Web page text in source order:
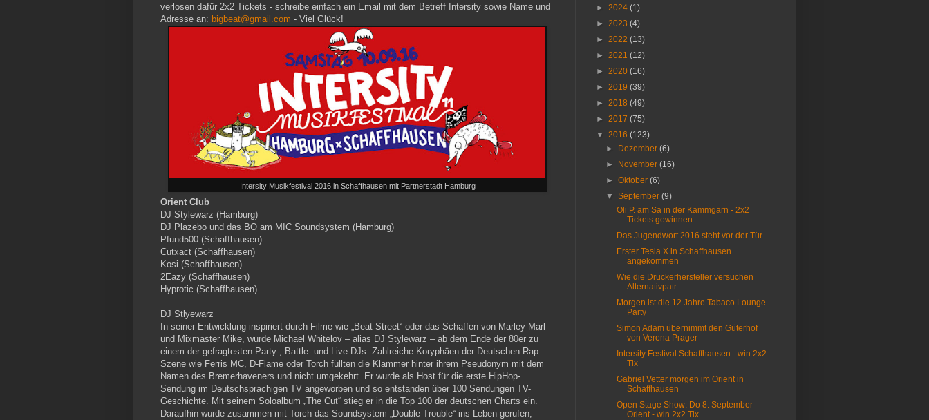
verlosen dafür 2x2 Tickets - schreibe einfach ein Email mit dem Betreff Intersity sowie Name und
Adresse an: bigbeat@gmail.com - Viel Glück!
Intersity Musikfestival 2016 in Schaffhausen mit Partnerstadt Hamburg
Orient Club
DJ Stylewarz (Hamburg)
DJ Plazebo und das BO am MIC Soundsystem (Hamburg)
Pfund500 (Schaffhausen)
Cutxact (Schaffhausen)
Kosi (Schaffhausen)
2Eazy (Schaffhausen)
Hyprotic (Schaffhausen)
DJ Stlyewarz
In seiner Entwicklung inspiriert durch Filme wie „Beat Street“ oder das Schaffen von Marley Marl
und Mixmaster Mike, wurde Michael Whitelov – alias DJ Stylewarz – ab dem Ende der 80er zu
einem der gefragtesten Party-, Battle- und Live-DJs. Zahlreiche Koryphäen der Deutschen Rap
Szene wie Ferris MC, D-Flame oder Torch füllten die Klammer hinter ihrem Pseudonym mit dem
Namen des Bremerhaveners und nicht umgekehrt. Er wurde als Host für die erste HipHop-
Sendung im Deutschsprachigen TV angeworben und so entstanden über 100 Sendungen TV-
Geschichte. Mit seinem Soloalbum „The Cut“ stieg er in die Top 100 der deutschen Charts ein.
Daraufhin wurde zusammen mit Torch das Soundsystem „Double Trouble“ ins Leben gerufen,
► 2024 (1)
► 2023 (4)
► 2022 (13)
► 2021 (12)
► 2020 (16)
► 2019 (39)
► 2018 (49)
► 2017 (75)
▼ 2016 (123)
►
Dezember(6)
►
November(16)
►Oktober(6)
▼September(9)
Oli P. am Sa in der Kammgarn - 2x2
Tickets gewinnen
Das Jugendwort 2016 steht vor der Tür
Erster Tesla X in Schaffhausen
angekommen
Wie die Druckerhersteller versuchen
Alternativpatr...
Morgen ist die 12 Jahre Tabaco Lounge
Party
Simon Adam übernimmt den Güterhof
von Verena Prager
Intersity Festival Schaffhausen - win 2x2
Tix
Gabriel Vetter morgen im Orient in
Schaffhausen
Open Stage Show: Do 8. September
Orient - win 2x2 Tix